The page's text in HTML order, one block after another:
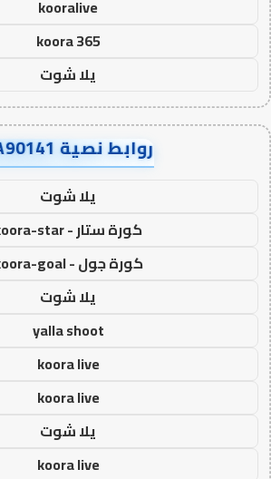
kooralive
koora 365
يلا شوت
روابط نصية AA90141
يلا شوت
كورة ستار - koora-star
كورة جول - koora-goal
يلا شوت
yalla shoot
koora live
koora live
يلا شوت
koora live